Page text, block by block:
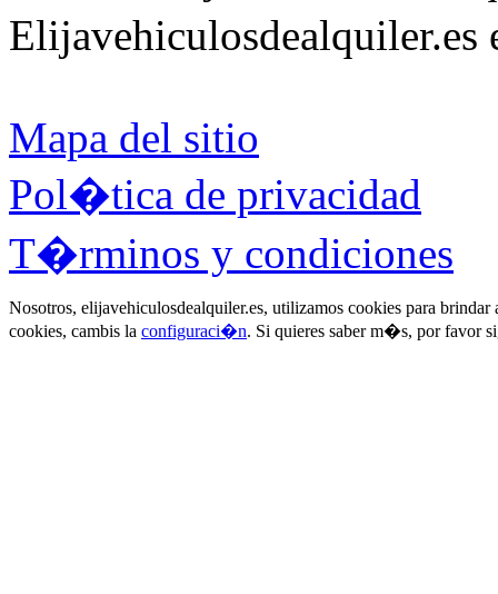
Mapa del sitio
Pol�tica de privacidad
T�rminos y condiciones
Nosotros, elijavehiculosdealquiler.es, utilizamos cookies para brindar
cookies, cambis la configuraci�n. Si quieres saber m�s, por favor